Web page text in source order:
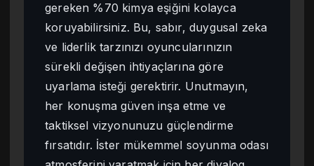
gereken %70 kimya eşiğini kolayca
koruyabilirsiniz. Bu, sabır, duygusal zeka
ve liderlik tarzınızı oyuncularınızın
sürekli değişen ihtiyaçlarına göre
uyarlama isteği gerektirir. Unutmayın,
her konuşma güven inşa etme ve
taktiksel vizyonunuzu güçlendirme
fırsatıdır. İster mükemmel soyunma odası